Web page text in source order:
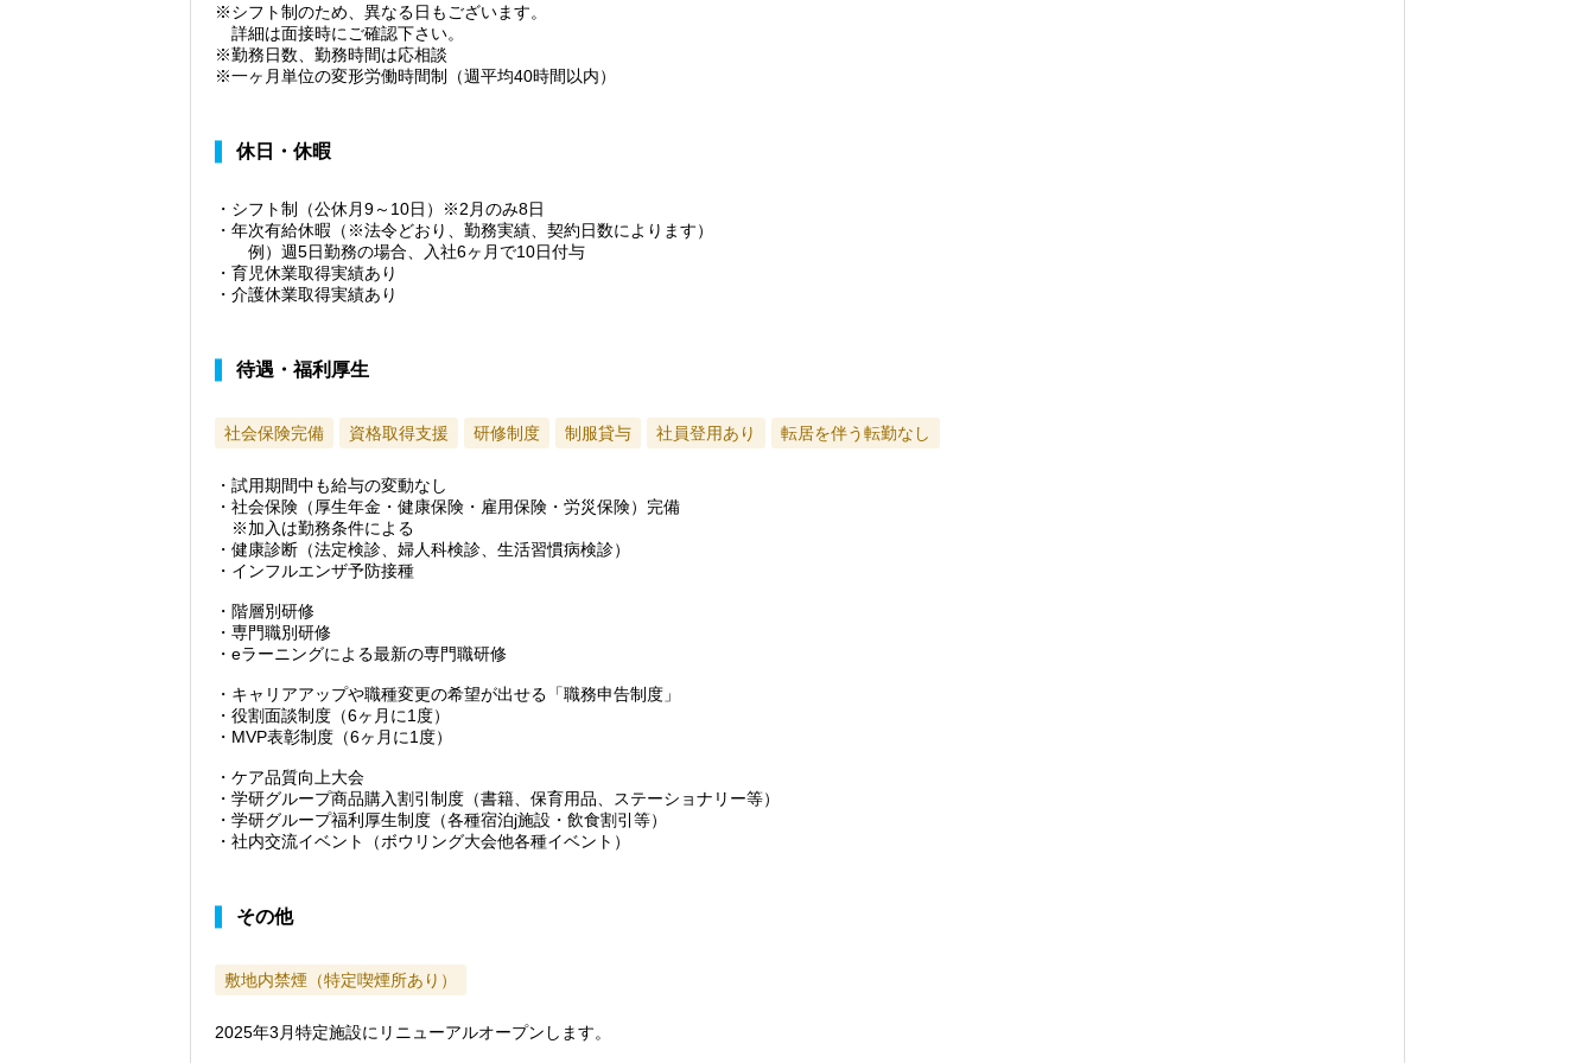
※シフト制のため、異なる日もございます。
詳細は面接時にご確認下さい。
※勤務日数、勤務時間は応相談
※一ヶ月単位の変形労働時間制（週平均40時間以内）
休日・休暇
・シフト制（公休月9～10日）※2月のみ8日
・年次有給休暇（※法令どおり、勤務実績、契約日数によります）
例）週5日勤務の場合、入社6ヶ月で10日付与
・育児休業取得実績あり
・介護休業取得実績あり
待遇・福利厚生
社会保険完備 資格取得支援 研修制度 制服貸与 社員登用あり 転居を伴う転勤なし
・試用期間中も給与の変動なし
・社会保険（厚生年金・健康保険・雇用保険・労災保険）完備
※加入は勤務条件による
・健康診断（法定検診、婦人科検診、生活習慣病検診）
・インフルエンザ予防接種
・階層別研修
・専門職別研修
・eラーニングによる最新の専門職研修
・キャリアアップや職種変更の希望が出せる「職務申告制度」
・役割面談制度（6ヶ月に1度）
・MVP表彰制度（6ヶ月に1度）
・ケア品質向上大会
・学研グループ商品購入割引制度（書籍、保育用品、ステーショナリー等）
・学研グループ福利厚生制度（各種宿泊j施設・飲食割引等）
・社内交流イベント（ボウリング大会他各種イベント）
その他
敷地内禁煙（特定喫煙所あり）
2025年3月特定施設にリニューアルオープンします。